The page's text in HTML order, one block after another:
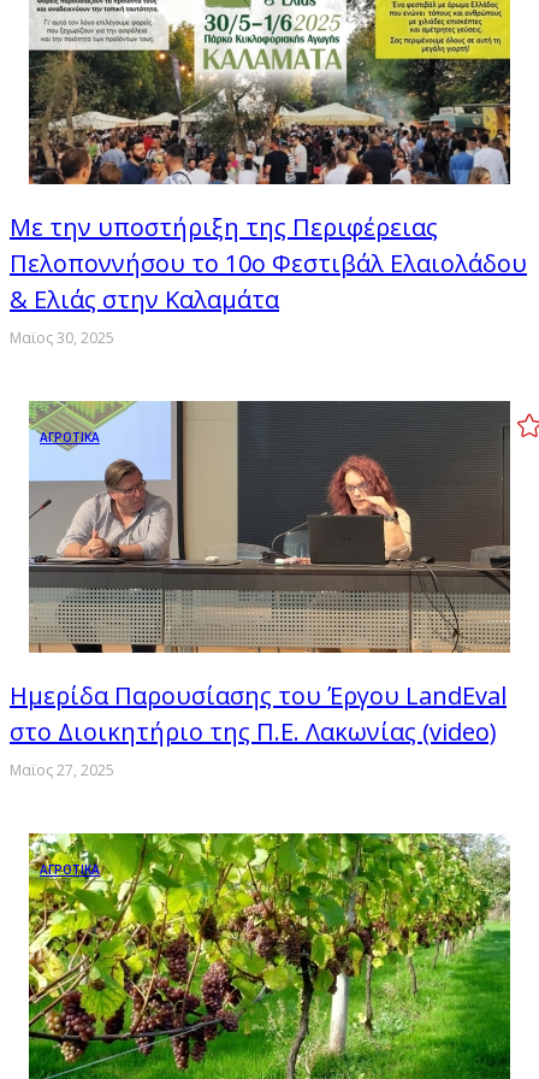
Με την υποστήριξη της Περιφέρειας
Πελοποννήσου το 10ο Φεστιβάλ Ελαιολάδου
& Ελιάς στην Καλαμάτα
Μαϊος 30, 2025
ΑΓΡΟΤΙΚΑ
Ημερίδα Παρουσίασης του Έργου LandEval
στο Διοικητήριο της Π.Ε. Λακωνίας (video)
Μαϊος 27, 2025
ΑΓΡΟΤΙΚΑ